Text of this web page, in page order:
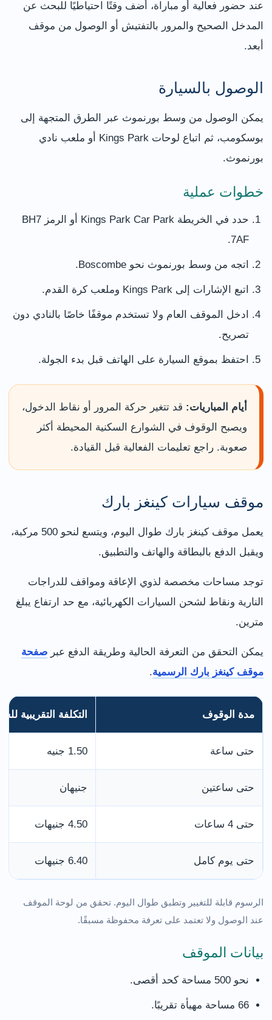
عند حضور فعالية أو مباراة، أضف وقتًا احتياطيًا للبحث عن
المدخل الصحيح والمرور بالتفتيش أو الوصول من موقف
أبعد.
الوصول بالسيارة
يمكن الوصول من وسط بورنموث عبر الطرق المتجهة إلى
بوسكومب، ثم اتباع لوحات Kings Park أو ملعب نادي
بورنموث.
خطوات عملية
حدد في الخريطة Kings Park Car Park أو الرمز BH7
7AF.
اتجه من وسط بورنموث نحو Boscombe.
اتبع الإشارات إلى Kings Park وملعب كرة القدم.
ادخل الموقف العام ولا تستخدم موقفًا خاصًا بالنادي دون
تصريح.
احتفظ بموقع السيارة على الهاتف قبل بدء الجولة.
أيام المباريات: قد تتغير حركة المرور أو نقاط الدخول،
ويصبح الوقوف في الشوارع السكنية المحيطة أكثر
صعوبة. راجع تعليمات الفعالية قبل القيادة.
موقف سيارات كينغز بارك
يعمل موقف كينغز بارك طوال اليوم، ويتسع لنحو 500 مركبة،
ويقبل الدفع بالبطاقة والهاتف والتطبيق.
توجد مساحات مخصصة لذوي الإعاقة ومواقف للدراجات
النارية ونقاط لشحن السيارات الكهربائية، مع حد ارتفاع يبلغ
مترين.
يمكن التحقق من التعرفة الحالية وطريقة الدفع عبر صفحة
موقف كينغز بارك الرسمية.
مدة الوقوف التكلفة التقريبية
حتى ساعة 1.50 جنيه
حتى ساعتين جنيهان
حتى 4 ساعات 4.50 جنيهات
حتى يوم كامل 6.40 جنيهات
الرسوم قابلة للتغيير وتطبق طوال اليوم. تحقق من لوحة الموقف
عند الوصول ولا تعتمد على تعرفة محفوظة مسبقًا.
بيانات الموقف
نحو 500 مساحة كحد أقصى.
66 مساحة مهيأة تقريبًا.